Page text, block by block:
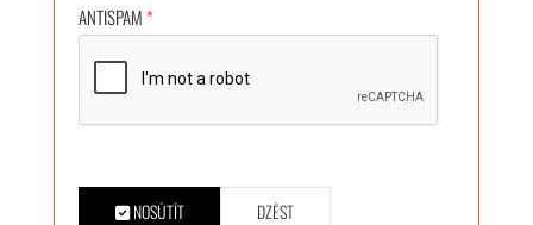
ANTISPAM*
NOSŪTĪT DZĒST